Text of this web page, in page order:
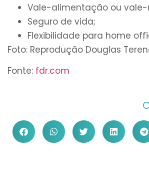
Vale-alimentação ou
Seguro de vida;
Flexibilidade para home
Foto: Reprodução Douglas
Fonte: fdr.com